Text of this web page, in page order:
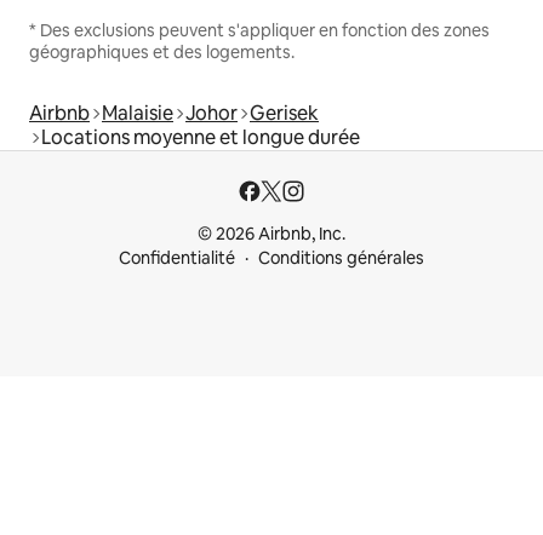
* Des exclusions peuvent s'appliquer en fonction des zones
géographiques et des logements.
Airbnb Malaisie Johor Gerisek
Locations moyenne et longue durée
© 2026 Airbnb, Inc.
Confidentialité
Conditions générales